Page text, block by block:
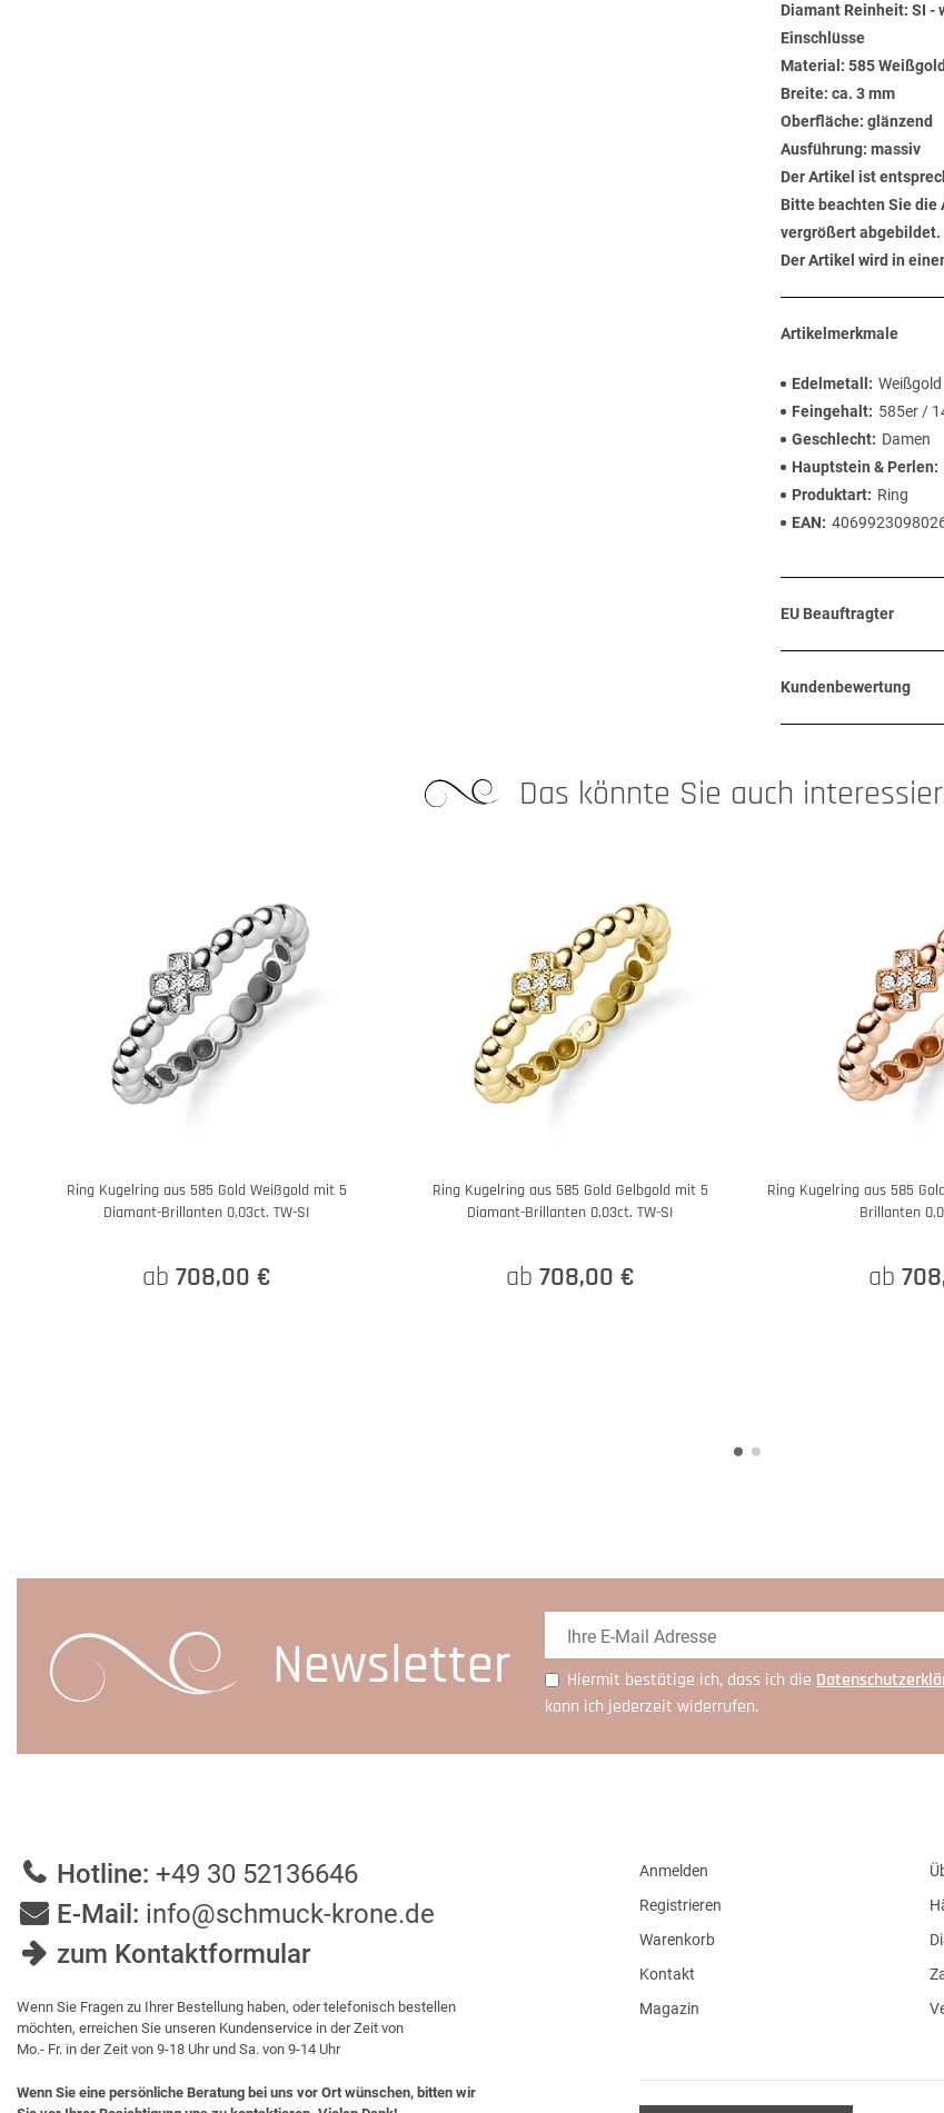
Diamant Reinheit: SI -
Einschlüsse
Material: 585 Weißgold
Breite: ca. 3 mm
Oberfläche: glänzend
Ausführung: massiv
Der Artikel ist
Bitte beachten Sie die
vergrößert abgebildet.
Der Artikel wird in
Artikelmerkmale
Edelmetall
Weißgold
Feingehalt
585er /
Geschlecht
Damen
Hauptstein & Perlen
Produktart
Ring
EAN
EU Beauftragter
Kundenbewertung
Das könnte Sie auch
Ring Kugelring aus 585 Gold Weißgold mit 5
Diamant-Brillanten 0,03ct. TW-SI
ab 708,00 €
Ring Kugelring aus 585 Gold Gelbgold mit 5
Diamant-Brillanten 0,03ct. TW-SI
ab 708,00 €
Ring Kugelring aus 585
Brillanten
ab
Newsletter Hiermit bestätige ich, dass ich die
kann ich jederzeit widerrufen.
Hotline: +49 30 52136646
E-Mail: info@schmuck-krone.de
zum Kontaktformular
Wenn Sie Fragen zu Ihrer Bestellung haben, oder telefonisch bestellen
möchten, erreichen Sie unseren Kundenservice in der Zeit von
Mo.- Fr. in der Zeit von 9-18 Uhr und Sa. von 9-14 Uhr
Wenn Sie eine persönliche Beratung bei uns vor Ort wünschen, bitten wir
Anmelden
Registrieren
Warenkorb
Kontakt
Magazin